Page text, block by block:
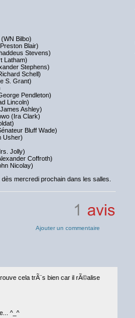
Bilbo)
Blair)
Stevens)
Latham)
Stephens)
Schell)
S. Grant)
Pendleton)
Lincoln)
Ashley)
(Ira Clark)
Bluff Wade)
Usher)
Jolly)
Coffroth)
Nicolay)
mercredi prochain dans les salles.
Ajouter un commentaire
cela trÃ¨s bien car il rÃ©alise
^_^